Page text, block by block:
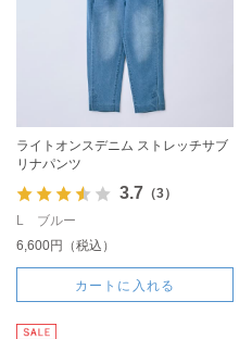
ライトオンスデニム ストレッチサブ
リナパンツ
3.7 （3）
L ブルー
6,600円（税込）
カートに入れる